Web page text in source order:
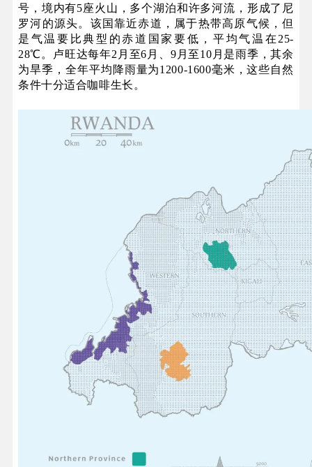
号，境内有5座火山，多个湖泊和许多河流，形成了尼
罗河的源头。该国靠近赤道，属于热带高原气候，但
是气温要比典型的赤道国家要低，平均气温在25-
28℃。卢旺达每年2月至6月、9月至10月是雨季，其余
为旱季，全年平均降雨量为1200-1600毫米，这些自然
条件十分适合咖啡生长。